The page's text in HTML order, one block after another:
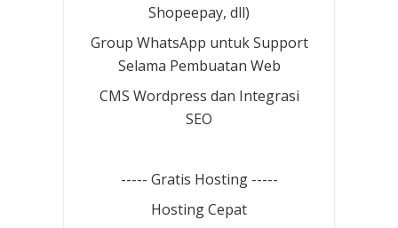
Shopeepay, dll)
Group WhatsApp untuk Support
Selama Pembuatan Web
CMS Wordpress dan Integrasi
SEO
----- Gratis Hosting -----
Hosting Cepat